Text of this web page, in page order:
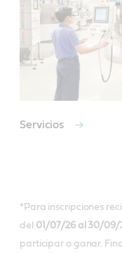
Servicios
*Para inscripciones
del 01/07/26 al 30/09/
participar o ganar.